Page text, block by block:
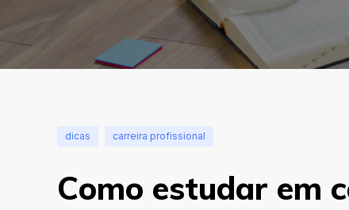
dicas carreira profissional
Como estudar em